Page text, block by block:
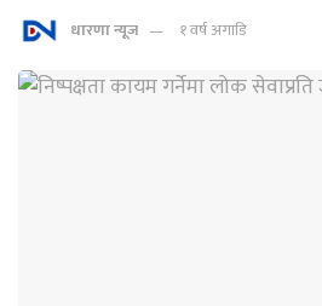
धारणा न्यूज १ वर्ष अगाडि